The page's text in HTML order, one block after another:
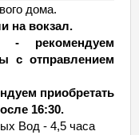
дома.
на вокзал.
- рекомендуем
с отправлением
приобретать
16:30.
Вод - 4,5 часа